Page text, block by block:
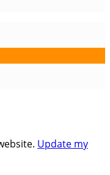
Update my